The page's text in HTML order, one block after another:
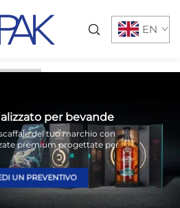
EN
per bevande
del tuo marchio con
premium progettate per
UN PREVENTIVO